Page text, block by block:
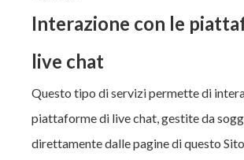
Interazione con le
live chat
Questo tipo di servizi permette di
piattaforme di live chat, gestite da
direttamente dalle pagine di questo